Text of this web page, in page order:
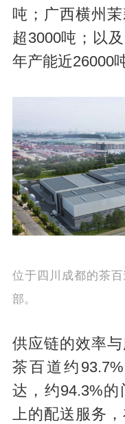
吨；广西横州
超3000吨；以
年产能近26000吨
位于四川成都的茶
部。
供应链的效率
茶百道约
达，约94.3%
上的配送服务